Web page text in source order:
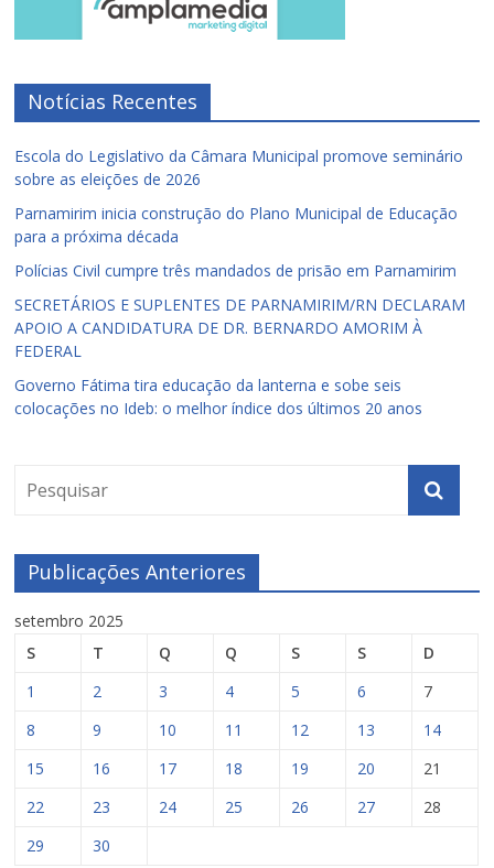
Notícias Recentes
Escola do Legislativo da Câmara Municipal promove seminário
sobre as eleições de 2026
Parnamirim inicia construção do Plano Municipal de Educação
para a próxima década
Polícias Civil cumpre três mandados de prisão em Parnamirim
SECRETÁRIOS E SUPLENTES DE PARNAMIRIM/RN DECLARAM
APOIO A CANDIDATURA DE DR. BERNARDO AMORIM À
FEDERAL
Governo Fátima tira educação da lanterna e sobe seis
colocações no Ideb: o melhor índice dos últimos 20 anos
Publicações Anteriores
setembro 2025
S
T Q Q S S
D
1
2 3 4 5 6
7
8
9 10 11 12 13
14
15
16 17 18 19 20
21
22
23 24 25 26 27
28
29
30